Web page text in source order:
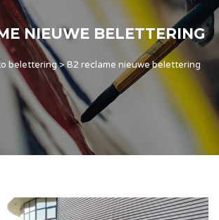
NIEUWE BELETTERING
belettering>B2 reclame nieuwe belettering